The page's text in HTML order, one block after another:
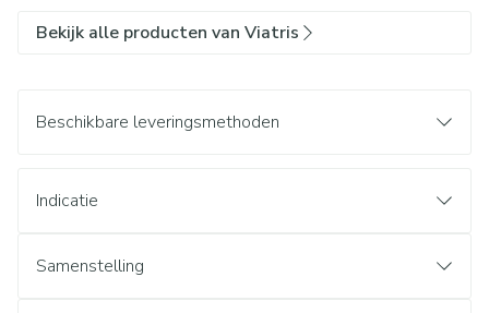
Bekijk alle producten van Viatris
Beschikbare leveringsmethoden
Indicatie
Samenstelling